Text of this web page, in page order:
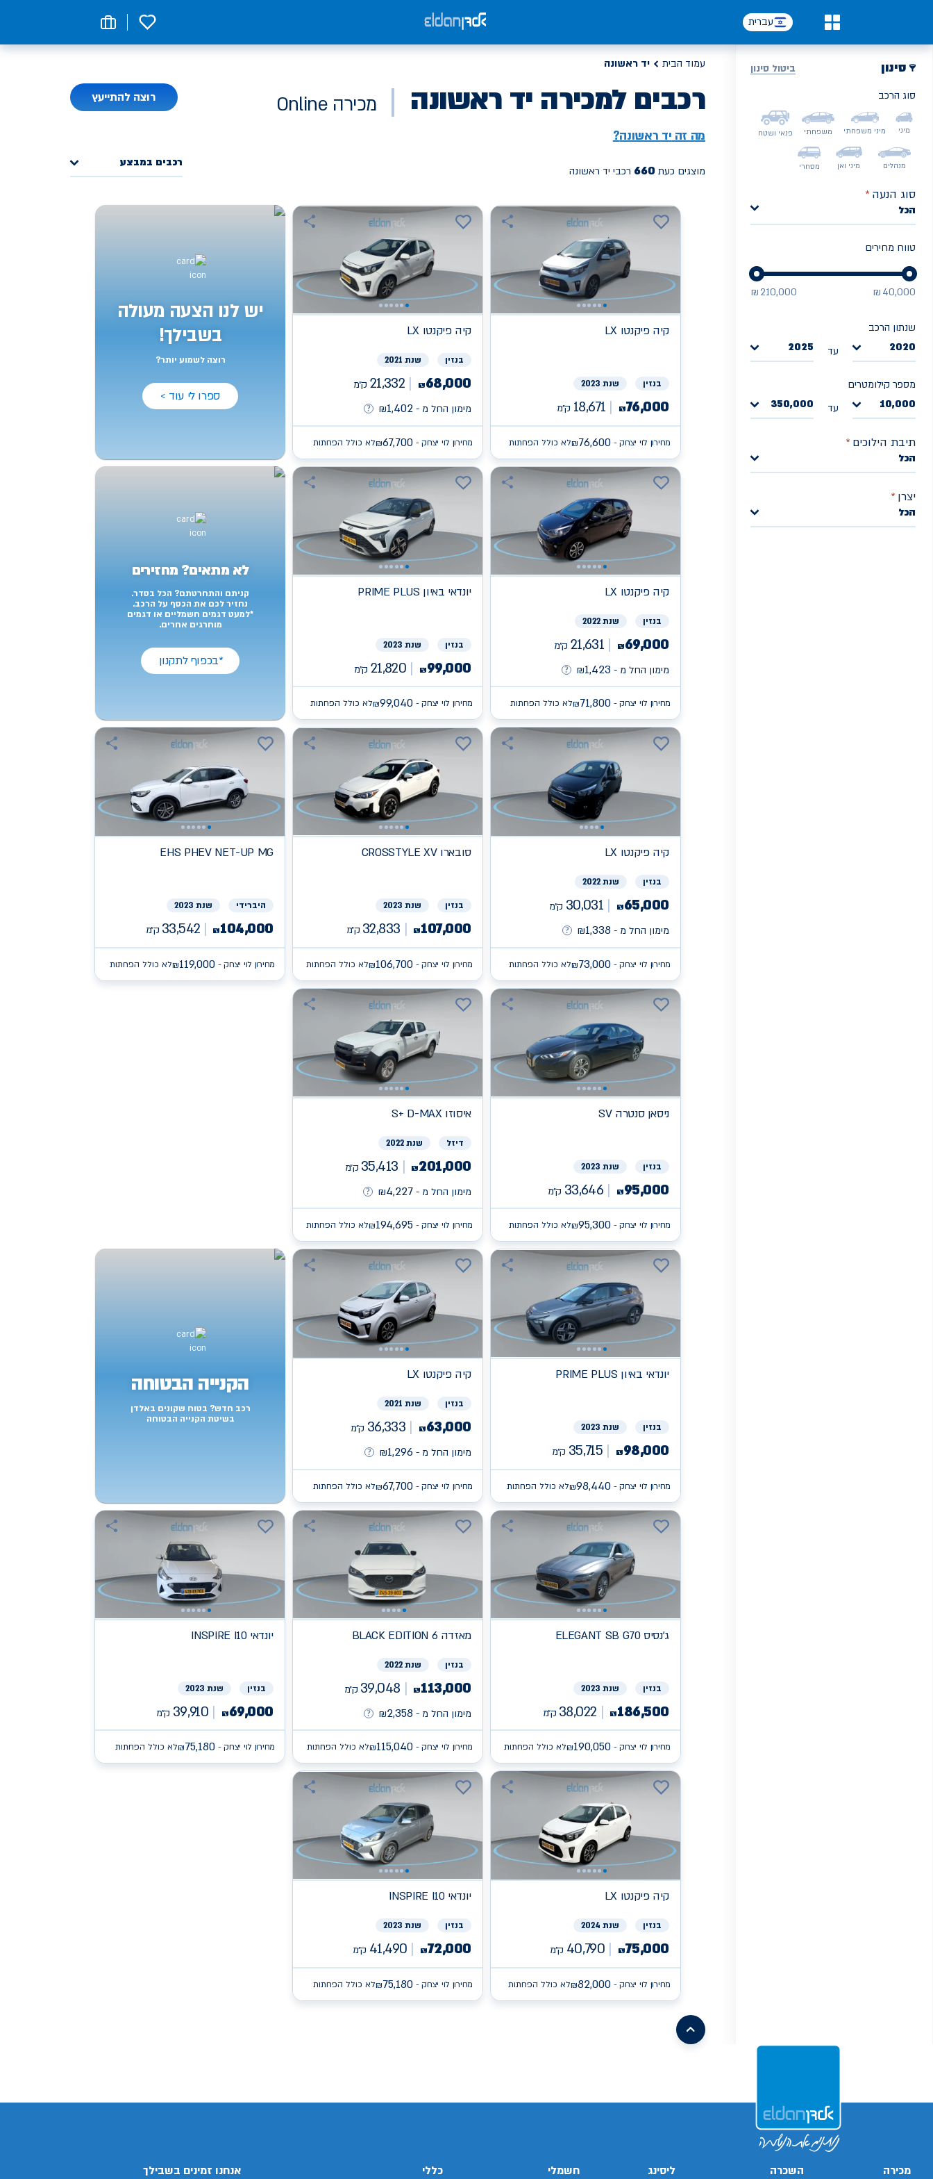
עברית 0
סינון ביטול סינון
סוג הרכב
מיני מיני משפחתי משפחתי פנאי ושטח
מנהלים מיני ואן מסחרי
סוג הנעה *
הכל
טווח מחירים
₪ 40,000
₪ 210,000
שנתון הרכב
2020
עד 2025
מספר קילומטרים
10,000
עד 350,000
תיבת הילוכים *
הכל
יצרן *
הכל
עמוד הבית יד ראשונה
רכבים למכירה יד ראשונה מכירה Online רוצה להתייעץ
מה זה יד ראשונה?
מוצגים כעת רכבי יד ראשונה
רכבים במבצע
קיהפיקנטו LX
בנזין שנת 2023
₪76,000
18,671 ק״מ
מחירון לוי יצחק - ₪76,600 לא כולל הפחתות
קיהפיקנטו LX
בנזין שנת 2021
₪68,000
21,332 ק״מ
מימון החל מ -
₪1,402
מחירון לוי יצחק - ₪67,700 לא כולל הפחתות
יש לנו הצעה מעולה
בשבילך!
רוצה לשמוע יותר?
ספרו לי עוד >
קיהפיקנטו LX
בנזין שנת 2022
₪69,000
21,631 ק״מ
מימון החל מ -
₪1,423
מחירון לוי יצחק - ₪71,800 לא כולל הפחתות
יונדאי PRIME PLUS באיון
בנזין שנת 2023
₪99,000
21,820 ק״מ
מחירון לוי יצחק - ₪99,040 לא כולל הפחתות
לא מתאים? מחזירים
קניתם והתחרטתם? הכל בסדר.
נחזיר לכם את הכסף על הרכב.
*למעט דגמים חשמליים או דגמים
מוחרגים אחרים.
*בכפוף לתקנון
קיהפיקנטו LX
בנזין שנת 2022
₪65,000
30,031 ק״מ
מימון החל מ -
₪1,338
מחירון לוי יצחק - ₪73,000 לא כולל הפחתות
סובארוCROSSTYLE XV
בנזין שנת 2023
₪107,000
32,833 ק״מ
מחירון לוי יצחק - ₪106,700 לא כולל הפחתות
MG
EHS PHEV NET-UP
היברידי שנת 2023
₪104,000
33,542 ק״מ
מחירון לוי יצחק - ₪119,000 לא כולל הפחתות
ניסאןSV סנטרה
בנזין שנת 2023
₪95,000
33,646 ק״מ
מחירון לוי יצחק - ₪95,300 לא כולל הפחתות
איסוזוS+ D-MAX
דיזל שנת 2022
₪201,000
35,413 ק״מ
מימון החל מ -
₪4,227
מחירון לוי יצחק - ₪194,695 לא כולל הפחתות
יונדאי PRIME PLUS באיון
בנזין שנת 2023
₪98,000
35,715 ק״מ
מחירון לוי יצחק - ₪98,440 לא כולל הפחתות
קיהפיקנטו LX
בנזין שנת 2021
₪63,000
36,333 ק״מ
מימון החל מ -
₪1,296
מחירון לוי יצחק - ₪67,700 לא כולל הפחתות
הקנייה הבטוחה
רכב חדש? בטוח שקונים באלדן
בשיטת הקנייה הבטוחה
ג'נסיסELEGANT SB G70
בנזין שנת 2023
₪186,500
38,022 ק״מ
מחירון לוי יצחק - ₪190,050 לא כולל הפחתות
מאזדה BLACK EDITION 6
בנזין שנת 2022
₪113,000
39,048 ק״מ
מימון החל מ -
₪2,358
מחירון לוי יצחק - ₪115,040 לא כולל הפחתות
יונדאיINSPIRE I10
בנזין שנת 2023
₪69,000
39,910 ק״מ
מחירון לוי יצחק - ₪75,180 לא כולל הפחתות
קיהפיקנטו LX
בנזין שנת 2024
₪75,000
40,790 ק״מ
מחירון לוי יצחק - ₪82,000 לא כולל הפחתות
יונדאיINSPIRE I10
בנזין שנת 2023
₪72,000
41,490 ק״מ
מחירון לוי יצחק - ₪75,180 לא כולל הפחתות
d-
max/search/firsthand/19559103/יונדאי-באיון /search/firsthand/73605402/קיה-פיקנטו
g70/search/firsthand/24539803/מאזדה-6
i10/search/firsthand/64326803/קיה-פיקנטו
מכירה השכרה ליסינג חשמלי כללי אנחנו זמינים בשבילך